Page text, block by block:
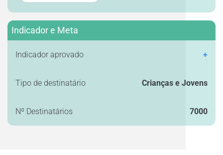
Indicador e Meta
Indicador aprovado +
Tipo de destinatário Crianças e Jovens
Nº Destinatários 7000